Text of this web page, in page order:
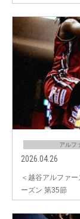
アルフ
2026.04.26
＜越谷アルファ
ーズン 第35節